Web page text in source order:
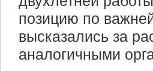
позицию по
высказались за
аналогичными